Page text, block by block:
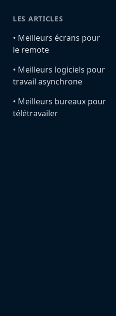
LES ARTICLES
•️ Meilleurs écrans pour
le remote
•️ Meilleurs logiciels pour
travail asynchrone
•️ Meilleurs bureaux pour
télétravailer